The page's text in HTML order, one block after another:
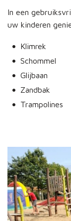
In een
uw kinderen
Klimrek
Schommel
Glijbaan
Zandbak
Trampolines